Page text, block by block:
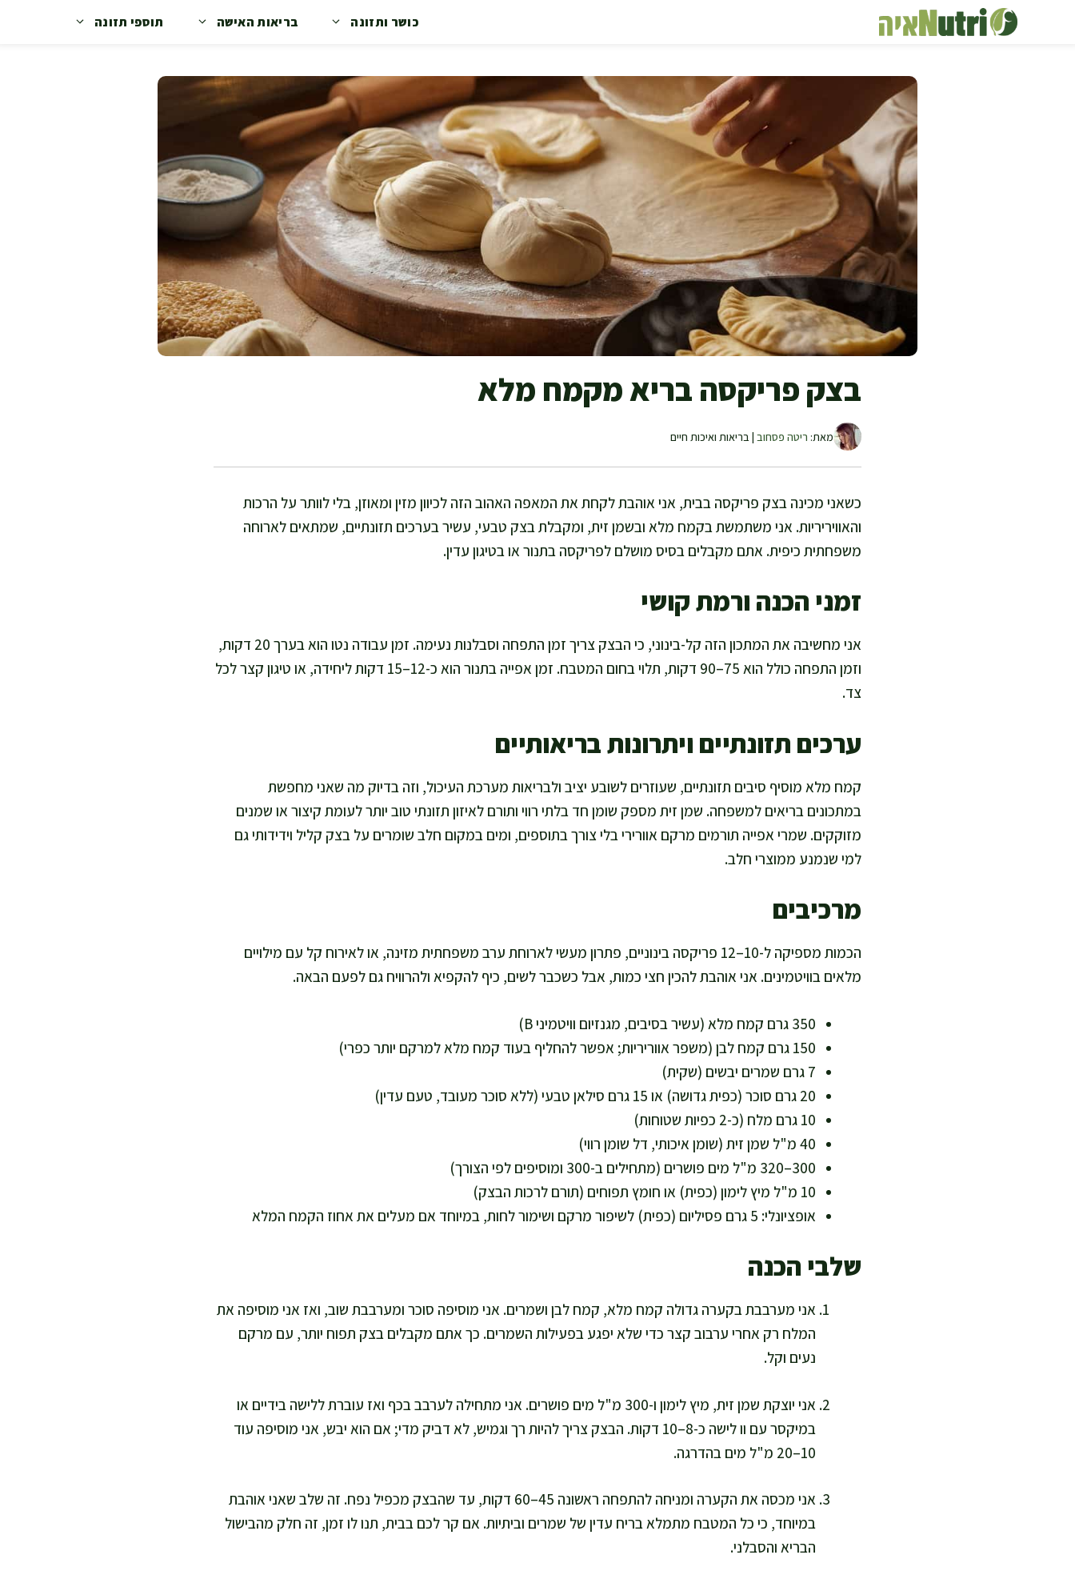
כושר ותזונה בריאות האישה תוספי תזונה
בצק פריקסה בריא מקמח מלא
מאת: ריטה פסחוב | בריאות ואיכות חיים
כשאני מכינה בצק פריקסה בבית, אני אוהבת לקחת את המאפה האהוב הזה לכיוון מזין ומאוזן, בלי לוותר על הרכות
והאוויריריות. אני משתמשת בקמח מלא ובשמן זית, ומקבלת בצק טבעי, עשיר בערכים תזונתיים, שמתאים לארוחה
משפחתית כיפית. אתם מקבלים בסיס מושלם לפריקסה בתנור או בטיגון עדין.
זמני הכנה ורמת קושי
אני מחשיבה את המתכון הזה קל-בינוני, כי הבצק צריך זמן התפחה וסבלנות נעימה. זמן עבודה נטו הוא בערך 20 דקות,
וזמן התפחה כולל הוא 75–90 דקות, תלוי בחום המטבח. זמן אפייה בתנור הוא כ-12–15 דקות ליחידה, או טיגון קצר לכל
צד.
ערכים תזונתיים ויתרונות בריאותיים
קמח מלא מוסיף סיבים תזונתיים, שעוזרים לשובע יציב ולבריאות מערכת העיכול, וזה בדיוק מה שאני מחפשת
במתכונים בריאים למשפחה. שמן זית מספק שומן חד בלתי רווי ותורם לאיזון תזונתי טוב יותר לעומת קיצור או שמנים
מזוקקים. שמרי אפייה תורמים מרקם אוורירי בלי צורך בתוספים, ומים במקום חלב שומרים על בצק קליל וידידותי גם
למי שנמנע ממוצרי חלב.
מרכיבים
הכמות מספיקה ל-10–12 פריקסה בינוניים, פתרון מעשי לארוחת ערב משפחתית מזינה, או לאירוח קל עם מילויים
מלאים בוויטמינים. אני אוהבת להכין חצי כמות, אבל כשכבר לשים, כיף להקפיא ולהרוויח גם לפעם הבאה.
350 גרם קמח מלא (עשיר בסיבים, מגנזיום וויטמיני B)
150 גרם קמח לבן (משפר אווריריות; אפשר להחליף בעוד קמח מלא למרקם יותר כפרי)
7 גרם שמרים יבשים (שקית)
20 גרם סוכר (כפית גדושה) או 15 גרם סילאן טבעי (ללא סוכר מעובד, טעם עדין)
10 גרם מלח (כ-2 כפיות שטוחות)
40 מ"ל שמן זית (שומן איכותי, דל שומן רווי)
300–320 מ"ל מים פושרים (מתחילים ב-300 ומוסיפים לפי הצורך)
10 מ"ל מיץ לימון (כפית) או חומץ תפוחים (תורם לרכות הבצק)
אופציונלי: 5 גרם פסיליום (כפית) לשיפור מרקם ושימור לחות, במיוחד אם מעלים את אחוז הקמח המלא
שלבי הכנה
אני מערבבת בקערה גדולה קמח מלא, קמח לבן ושמרים. אני מוסיפה סוכר ומערבבת שוב, ואז אני מוסיפה את
המלח רק אחרי ערבוב קצר כדי שלא יפגע בפעילות השמרים. כך אתם מקבלים בצק תפוח יותר, עם מרקם
נעים וקל.
אני יוצקת שמן זית, מיץ לימון ו-300 מ"ל מים פושרים. אני מתחילה לערבב בכף ואז עוברת ללישה בידיים או
במיקסר עם וו לישה כ-8–10 דקות. הבצק צריך להיות רך וגמיש, לא דביק מדי; אם הוא יבש, אני מוסיפה עוד
10–20 מ"ל מים בהדרגה.
אני מכסה את הקערה ומניחה להתפחה ראשונה 45–60 דקות, עד שהבצק מכפיל נפח. זה שלב שאני אוהבת
במיוחד, כי כל המטבח מתמלא בריח עדין של שמרים וביתיות. אם קר לכם בבית, תנו לו זמן, זה חלק מהבישול
הבריא והסבלני.